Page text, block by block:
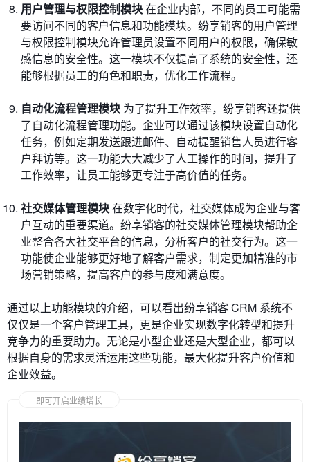
用户管理与权限控制模块在企业内部，不同的员工可能需
要访问不同的客户信息和功能模块。纷享销客的用户管理
与权限控制模块允许管理员设置不同用户的权限，确保敏
感信息的安全性。这一模块不仅提高了系统的安全性，还
能够根据员工的角色和职责，优化工作流程。
自动化流程管理模块 为了提升工作效率，纷享销客还提供
了自动化流程管理功能。企业可以通过该模块设置自动化
任务，例如定期发送跟进邮件、自动提醒销售人员进行客
户拜访等。这一功能大大减少了人工操作的时间，提升了
工作效率，让员工能够更专注于高价值的任务。
社交媒体管理模块在数字化时代，社交媒体成为企业与客
户互动的重要渠道。纷享销客的社交媒体管理模块帮助企
业整合各大社交平台的信息，分析客户的社交行为。这一
功能使企业能够更好地了解客户需求，制定更加精准的市
场营销策略，提高客户的参与度和满意度。
通过以上功能模块的介绍，可以看出纷享销客 CRM 系统不
仅仅是一个客户管理工具，更是企业实现数字化转型和提升
竞争力的重要助力。无论是小型企业还是大型企业，都可以
根据自身的需求灵活运用这些功能，最大化提升客户价值和
企业效益。
即可开启业绩增长